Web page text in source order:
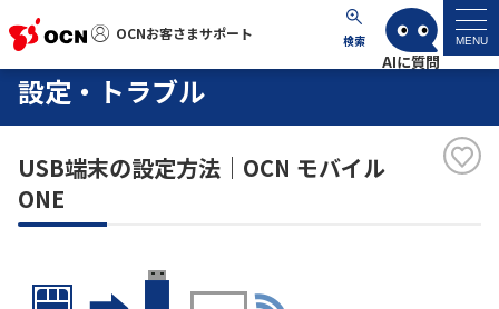
OCNお客さまサポート 検索 MENU
OCNお客さまサポート
サポートトップ
サービス名から探す
よくあるご質問
設定・トラブル
USB端末の設定方法｜OCN モバイル
ONE